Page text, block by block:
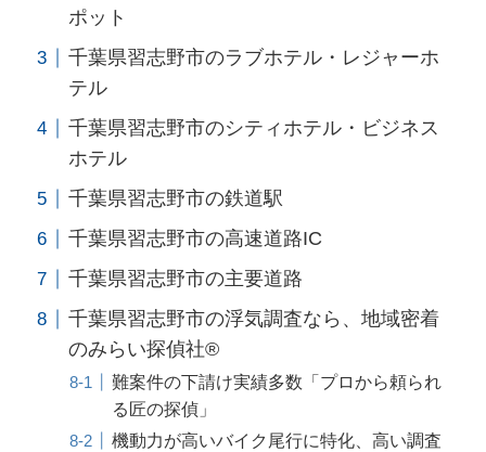
ポット
千葉県習志野市のラブホテル・レジャーホ
テル
千葉県習志野市のシティホテル・ビジネス
ホテル
千葉県習志野市の鉄道駅
千葉県習志野市の高速道路IC
千葉県習志野市の主要道路
千葉県習志野市の浮気調査なら、地域密着
のみらい探偵社®︎
難案件の下請け実績多数「プロから頼られ
る匠の探偵」
機動力が高いバイク尾行に特化、高い調査